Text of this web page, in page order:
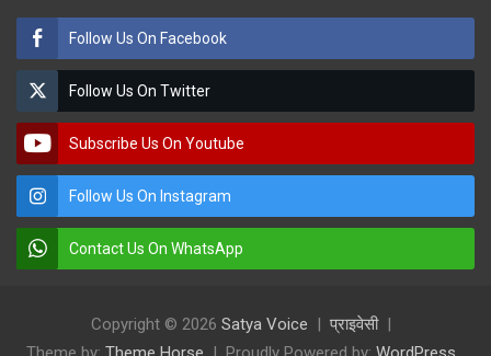
Follow Us On Facebook
Follow Us On Twitter
Subscribe Us On Youtube
Follow Us On Instagram
Contact Us On WhatsApp
Copyright © 2026 Satya Voice
प्राइवेसी